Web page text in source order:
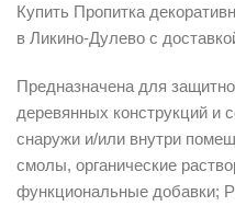
Купить Пропитка
в Ликино-Дулево с
Предназначена для
деревянных конструкций и
снаружи и/или внутри
смолы, органические
функциональные добавки;